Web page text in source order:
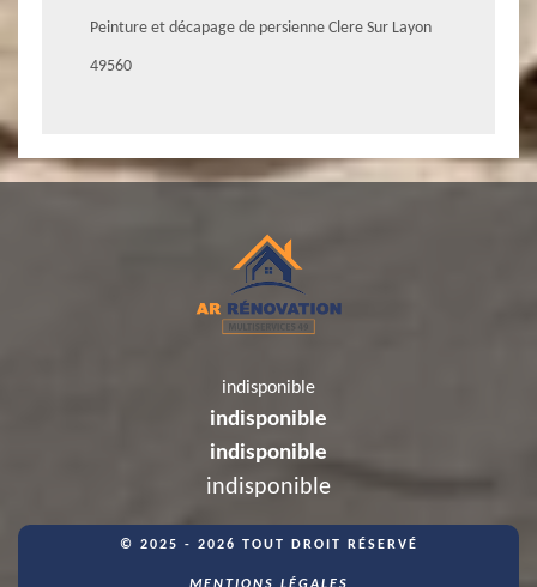
Peinture et décapage de persienne Clere Sur Layon
49560
indisponible
indisponible
indisponible
indisponible
© 2025 - 2026 TOUT DROIT RÉSERVÉ